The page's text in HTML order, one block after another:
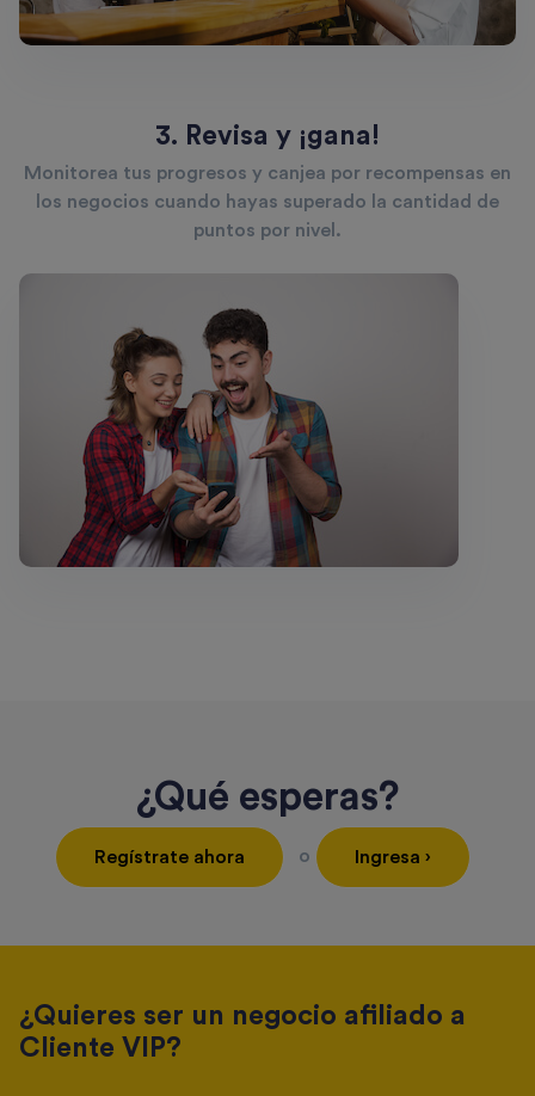
3. Revisa y ¡gana!
Monitorea tus progresos y canjea por recompensas en
los negocios cuando hayas superado la cantidad de
puntos por nivel.
¿Qué esperas?
Regístrate ahora o Ingresa ›
¿Quieres ser un negocio afiliado a
Cliente VIP?